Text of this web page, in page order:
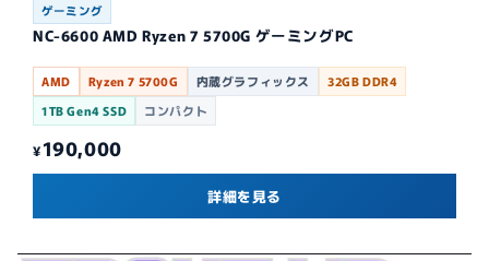
ゲーミング
NC-6600 AMD Ryzen 7 5700G ゲーミングPC
AMD Ryzen 7 5700G 内蔵グラフィックス
32GB DDR4
1TB Gen4 SSD
コンパクト
¥190,000
詳細を見る